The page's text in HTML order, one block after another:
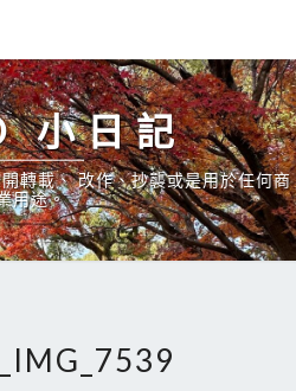
小日記
轉載、 改作、抄襲或是用於任何商
用途。